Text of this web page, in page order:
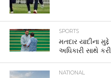
SPORTS
મતદાર યાદીના
અધિકારી સાથે
NATIONAL